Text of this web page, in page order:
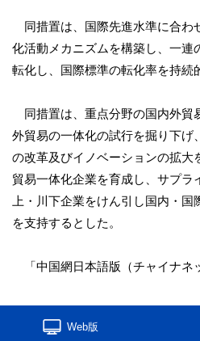
同措置は、国際先進水準に合わ
化活動メカニズムを構築し、一連
転化し、国際標準の転化率を持続
同措置は、重点分野の国内外貿
外貿易の一体化の試行を掘り下げ
の改革及びイノベーションの拡大
貿易一体化企業を育成し、サプラ
上・川下企業をけん引し国内・
を支持するとした。
「中国網日本語版（チャイナネ
Web版